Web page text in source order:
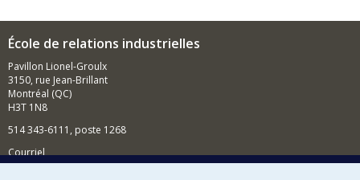
École de relations industrielles
Pavillon Lionel-Groulx
3150, rue Jean-Brillant
Montréal (QC)
H3T 1N8
514 343-6111, poste 1268
Courriel